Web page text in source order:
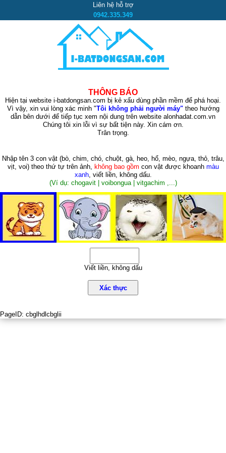
Liên hệ hỗ trợ
0942.335.349
THÔNG BÁO
Hiện tại website i-batdongsan.com bị kẻ xấu dùng phần mềm để phá hoại.
Vì vậy, xin vui lòng xác minh "Tôi không phải người máy"theo hướng
dẫn bên dưới để tiếp tục xem nội dung trên website alonhadat.com.vn
Chúng tôi xin lỗi vì sự bất tiện này. Xin cám ơn.
Trân trọng.
Nhập tên 3 con vật (bò, chim, chó, chuột, gà, heo, hổ, mèo, ngựa, thỏ, trâu,
vịt, voi)theo thứ tự trên ảnh, không bao gồm con vật được khoanh màu
xanh, viết liền, không dấu.
(Ví dụ: chogavit | voibongua | vitgachim ,...)
Viết liền, không dấu
Xác thực
PageID: cbglhdlcbglii